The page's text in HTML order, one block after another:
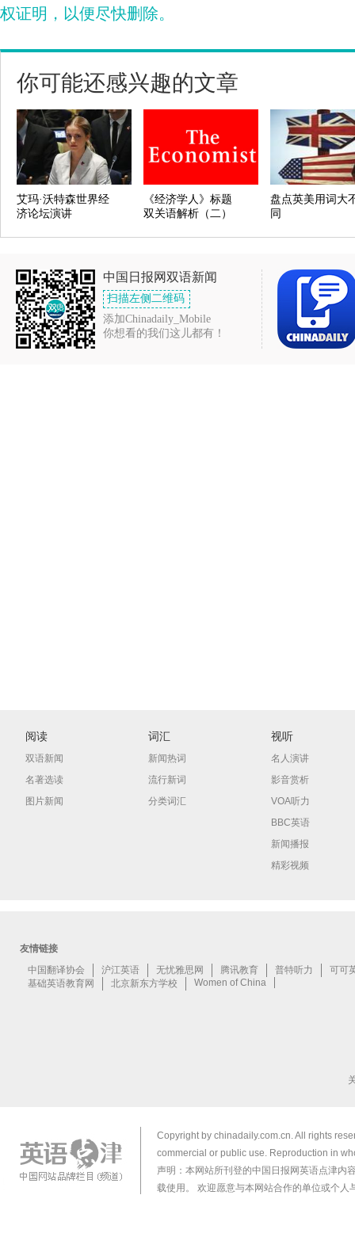
权证明，以便尽快删除。
你可能还感兴趣的文章
艾玛·沃特森世界经
济论坛演讲
《经济学人》标题
双关语解析（二）
盘点英美用词大
同
中国日报网双语新闻
扫描左侧二维码
添加Chinadaily_Mobile
你想看的我们这儿都有！
阅读
双语新闻
名著选读
图片新闻
词汇
新闻热词
流行新词
分类词汇
视听
名人演讲
影音赏析
VOA听力
BBC英语
新闻播报
精彩视频
Copyright by chinadaily.com.cn. All rights
commercial or public use. Reproduction in
声明：本网站所刊登的中国日报网英语点津内
载使用。 欢迎愿意与本网站合作的单位或个人